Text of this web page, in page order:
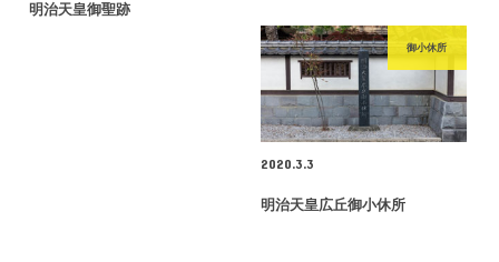
明治天皇御聖跡
御小休所
2020.3.3
明治天皇広丘御小休所